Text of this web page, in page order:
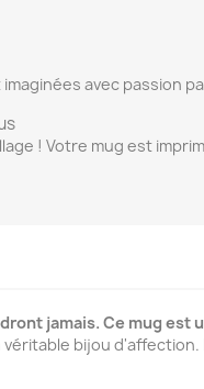
avec passion
! Votre mug est
jamais. Ce mug est
bijou d'affection.